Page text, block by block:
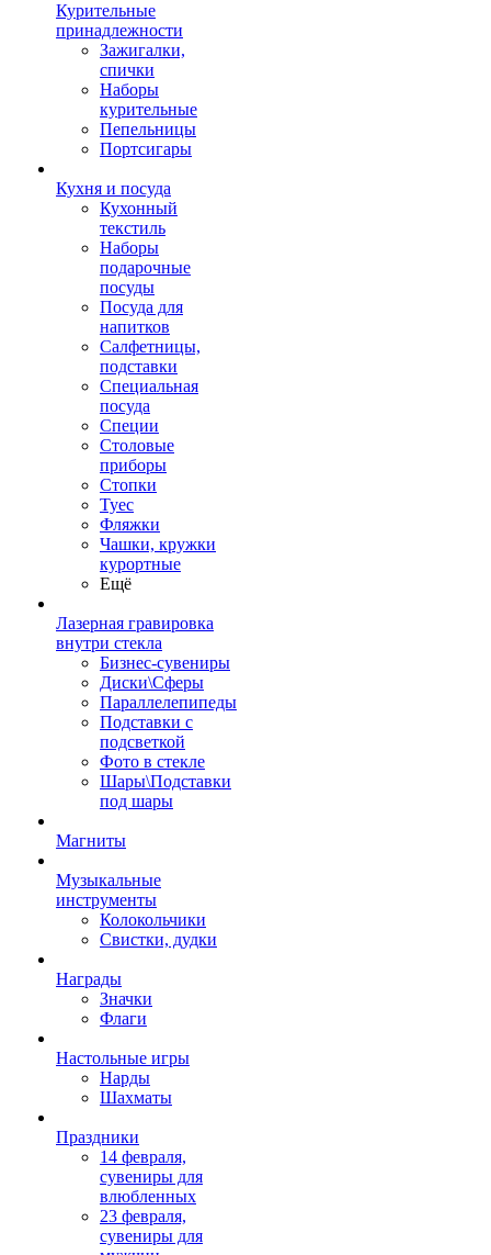
Курительные
принадлежности
Зажигалки,
спички
Наборы
курительные
Пепельницы
Портсигары
Кухня и посуда
Кухонный
текстиль
Наборы
подарочные
посуды
Посуда для
напитков
Салфетницы,
подставки
Специальная
посуда
Специи
Столовые
приборы
Стопки
Туес
Фляжки
Чашки, кружки
курортные
Ещё
Лазерная гравировка
внутри стекла
Бизнес-сувениры
Диски\Сферы
Параллелепипеды
Подставки с
подсветкой
Фото в стекле
Шары\Подставки
под шары
Магниты
Музыкальные
инструменты
Колокольчики
Свистки, дудки
Награды
Значки
Флаги
Настольные игры
Нарды
Шахматы
Праздники
14 февраля,
сувениры для
влюбленных
23 февраля,
сувениры для